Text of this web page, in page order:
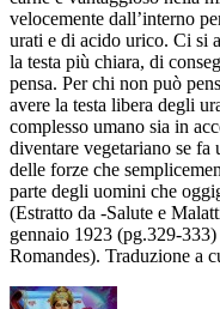
velocemente dall’interno
urati e di acido urico. Ci si
la testa più chiara, di
pensa. Per chi non può
avere la testa libera degli
complesso umano sia in
diventare vegetariano se fa
delle forze che
parte degli uomini che
(Estratto da -Salute e
gennaio 1923 (pg.329-
Romandes). Traduzione a